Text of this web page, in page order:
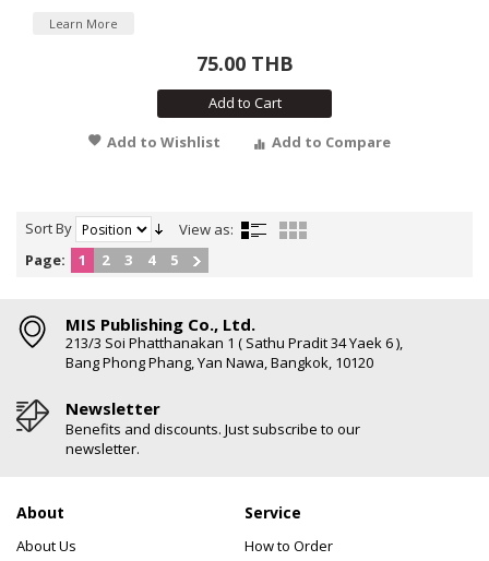
Learn More
75.00 THB
Add to Cart
Add to Wishlist
Add to Compare
Sort By
View as:
Page:
1 2 3 4 5
MIS Publishing Co., Ltd.
213/3 Soi Phatthanakan 1 ( Sathu Pradit 34 Yaek 6 ),
Bang Phong Phang, Yan Nawa, Bangkok, 10120
Newsletter
Benefits and discounts. Just subscribe to our
newsletter.
About
About Us
Service
How to Order